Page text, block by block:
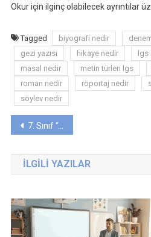
Okur için ilginç olabilecek ayrıntılar
Tagged biyografi nedir
gezi yazısı
hikaye nedir
masal nedir
metin türleri lgs
roman nedir
röportaj nedir
söylev nedir
Yazı
gezinmesi
7. Sınıf “ANNE FRANK’IN HATIRA DEFTERİ” Dinleme Metni Ses Dosyası
İLGILI YAZILAR